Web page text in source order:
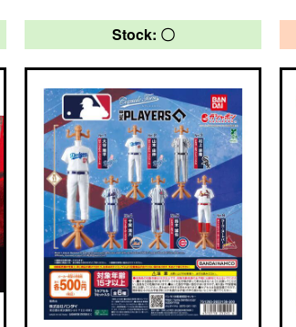
Stock: 〇